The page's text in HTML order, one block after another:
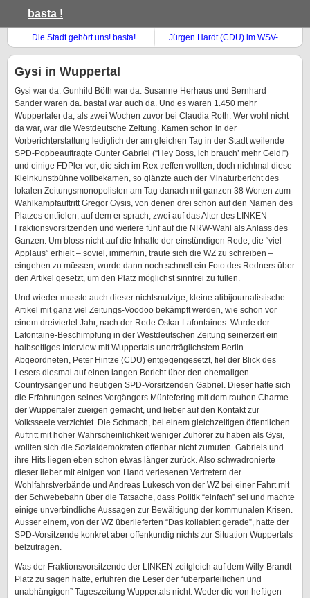
basta !
Die Stadt gehört uns! basta!
Aktionstag am 1. Mai
Jürgen Hardt (CDU) im WSV-
Wirtschaftsrat
Gysi in Wuppertal
Gysi war da. Gunhild Böth war da. Susanne Herhaus und Bernhard
Sander waren da. basta! war auch da. Und es waren 1.450 mehr
Wuppertaler da, als zwei Wochen zuvor bei Claudia Roth. Wer wohl nicht
da war, war die Westdeutsche Zeitung. Kamen schon in der
Vorberichterstattung lediglich der am gleichen Tag in der Stadt weilende
SPD-Popbeauftragte Gunter Gabriel (“Hey Boss, ich brauch’ mehr Geld!”)
und einige FDPler vor, die sich im Rex treffen wollten, doch nichtmal diese
Kleinkunstbühne vollbekamen, so glänzte auch der Minaturbericht des
lokalen Zeitungsmonopolisten am Tag danach mit ganzen 38 Worten zum
Wahlkampfauftritt Gregor Gysis, von denen drei schon auf den Namen des
Platzes entfielen, auf dem er sprach, zwei auf das Alter des LINKEN-
Fraktionsvorsitzenden und weitere fünf auf die NRW-Wahl als Anlass des
Ganzen. Um bloss nicht auf die Inhalte der einstündigen Rede, die “viel
Applaus” erhielt – soviel, immerhin, traute sich die WZ zu schreiben –
eingehen zu müssen, wurde dann noch schnell ein Foto des Redners über
den Artikel gesetzt, um den Platz möglichst sinnfrei zu füllen.
Und wieder musste auch dieser nichtsnutzige, kleine alibijournalistische
Artikel mit ganz viel Zeitungs-Voodoo bekämpft werden, wie schon vor
einem dreiviertel Jahr, nach der Rede Oskar Lafontaines. Wurde der
Lafontaine-Beschimpfung in der Westdeutschen Zeitung seinerzeit ein
halbseitiges Interview mit Wuppertals unerträglichstem Berlin-
Abgeordneten, Peter Hintze (CDU) entgegengesetzt, fiel der Blick des
Lesers diesmal auf einen langen Bericht über den ehemaligen
Countrysänger und heutigen SPD-Vorsitzenden Gabriel. Dieser hatte sich
die Erfahrungen seines Vorgängers Müntefering mit dem rauhen Charme
der Wuppertaler zueigen gemacht, und lieber auf den Kontakt zur
Volksseele verzichtet. Die Schmach, bei einem gleichzeitigen öffentlichen
Auftritt mit hoher Wahrscheinlichkeit weniger Zuhörer zu haben als Gysi,
wollten sich die Sozialdemokraten offenbar nicht zumuten. Gabriels und
ihre Hits liegen eben schon etwas länger zurück. Also schwadronierte
dieser lieber mit einigen von Hand verlesenen Vertretern der
Wohlfahrstverbände und Andreas Lukesch von der WZ bei einer Fahrt mit
der Schwebebahn über die Tatsache, dass Politik “einfach” sei und machte
einige unverbindliche Aussagen zur Bewältigung der kommunalen Krisen.
Ausser einem, von der WZ überlieferten “Das kollabiert gerade”, hatte der
SPD-Vorsitzende konkret aber offenkundig nichts zur Situation Wuppertals
beizutragen.
Was der Fraktionsvorsitzende der LINKEN zeitgleich auf dem Willy-Brandt-
Platz zu sagen hatte, erfuhren die Leser der “überparteilichen und
unabhängigen” Tageszeitung Wuppertals nicht. Weder die von heftigen